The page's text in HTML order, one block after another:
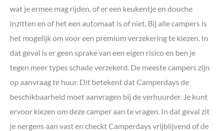
wat je ermee mag rijden, of er een keukentje en douche
inzitten en of het een automaat is of niet. Bij alle campers is
het mogelijk om voor een premium verzekering te kiezen. In
dat geval is er geen sprake van een eigen risico en ben je
tegen meer types schade verzekerd. De meeste campers zijn
op aanvraag te huur. Dit betekent dat Camperdays de
beschikbaarheid moet aanvragen bij de verhuurder. Je kunt
ervoor kiezen om deze camper aan te vragen. In dat geval zit
je nergens aan vast en checkt Camperdays vrijblijvend of de